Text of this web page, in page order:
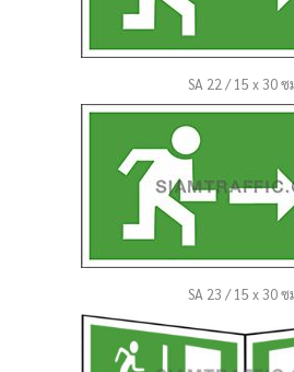
SA 22 / 15 x 30 ซ
SA 23 / 15 x 30 ซ